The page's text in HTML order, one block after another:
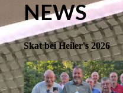
NEWS
Skat bei Heiler's 2026